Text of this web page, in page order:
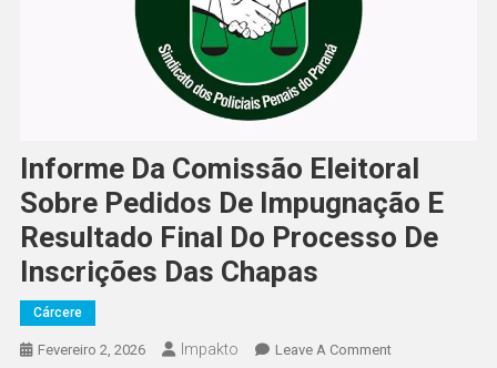
Informe Da Comissão Eleitoral
Sobre Pedidos De Impugnação E
Resultado Final Do Processo De
Inscrições Das Chapas
Cárcere
Fevereiro 2, 2026 Impakto Leave A CommentOn